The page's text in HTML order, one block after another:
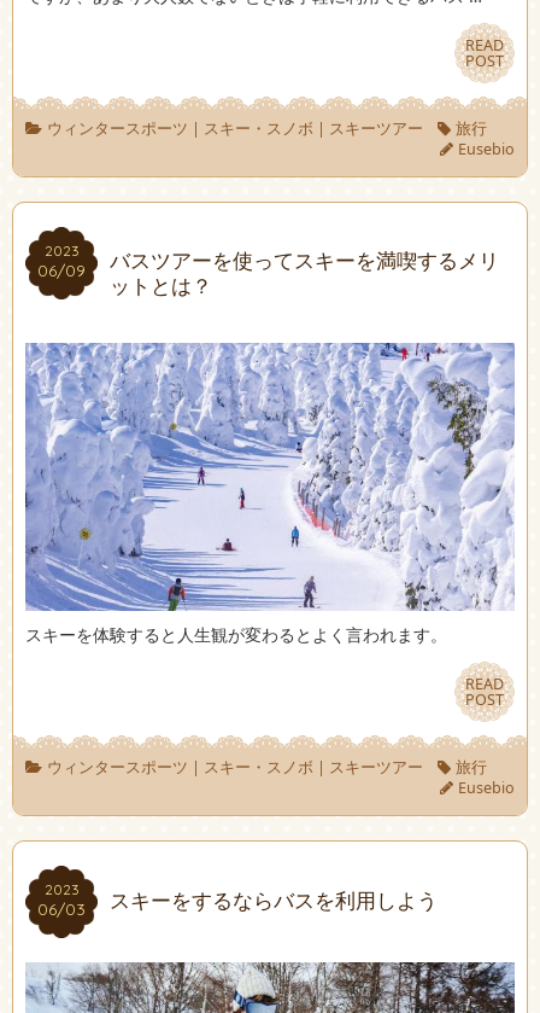
READ
POST
READ
POST
ウィンタースポーツ | スキー・スノボ | スキーツアー
旅行
Eusebio
2023
06/09
2023
06/09
バスツアーを使ってスキーを満喫するメリ
ットとは？
スキーを体験すると人生観が変わるとよく言われます。
READ
POST
READ
POST
ウィンタースポーツ | スキー・スノボ | スキーツアー
旅行
Eusebio
2023
06/03
2023
06/03 スキーをするならバスを利用しよう